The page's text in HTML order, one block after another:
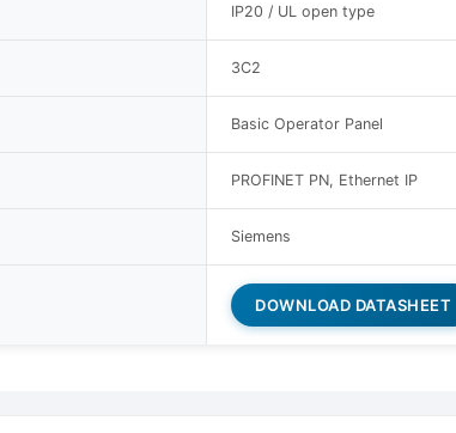
IP20 / UL open type
3C2
Basic Operator Panel
PROFINET PN, Ethernet IP
Siemens
DOWNLOAD DATASHEET